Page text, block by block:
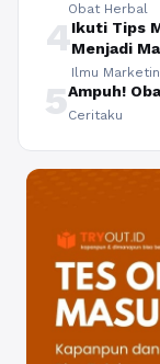
Obat Herbal
4Ikuti Tips
Menjadi
Ilmu
5Ampuh!
Ceritaku